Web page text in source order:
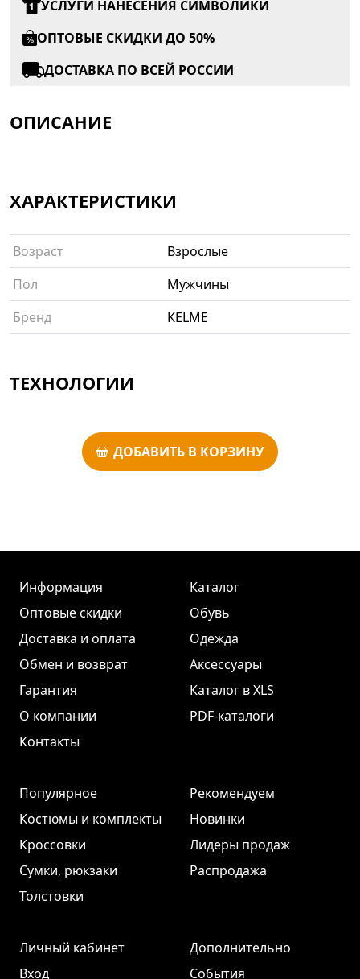
УСЛУГИ НАНЕСЕНИЯ СИМВОЛИКИ
ОПТОВЫЕ СКИДКИ ДО 50%
ДОСТАВКА ПО ВСЕЙ РОССИИ
ОПИСАНИЕ
ХАРАКТЕРИСТИКИ
Возраст
Взрослые
Пол
Мужчины
Бренд
KELME
ТЕХНОЛОГИИ
ДОБАВИТЬ В КОРЗИНУ
Информация
Оптовые скидки
Доставка и оплата
Обмен и возврат
Гарантия
О компании
Контакты
Каталог
Обувь
Одежда
Аксессуары
Каталог в XLS
PDF-каталоги
Популярное
Костюмы и комплекты
Кроссовки
Сумки, рюкзаки
Толстовки
Рекомендуем
Новинки
Лидеры продаж
Распродажа
Личный кабинет
Вход
Дополнительно
События